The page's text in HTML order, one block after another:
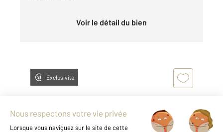
Voir le détail du bien
Exclusivité